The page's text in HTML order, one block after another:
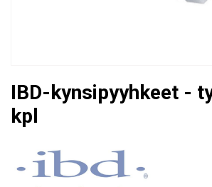
IBD-kynsipyyhkeet -
kpl